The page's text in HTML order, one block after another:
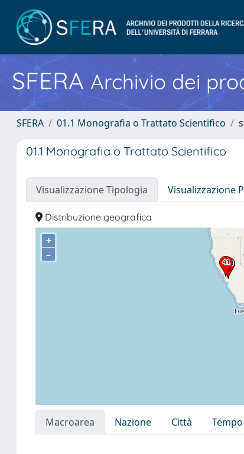
SFERA Archivio dei
SFERA 01.1 Monografia o Trattato Scientifico
01.1 Monografia o Trattato Scientifico
Visualizzazione Tipologia Visualizzazione
Distribuzione geografica
+
–
Macroarea Nazione Città
Tempo